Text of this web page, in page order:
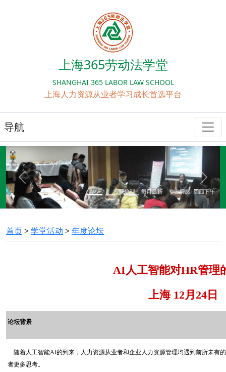
上海365劳动法学堂
SHANGHAI 365 LABOR LAW SCHOOL
上海人力资源从业者学习成长首选平台
导航
Previous Next
首页>学堂活动 >年度论坛
AI 人工智能对HR管理
上海12 月 24日
论坛背景
随着人工智能AI的到来，人力资源从业者和企业人力资源管理均遇到前所未有
者更多思考。